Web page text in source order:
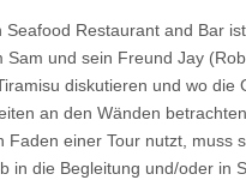
Seafood Restaurant and Bar
Sam und sein Freund Jay
diskutieren und wo die
an den Wänden
Faden einer Tour nutzt, muss
in die Begleitung und/oder in